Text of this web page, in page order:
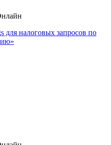
для налоговых запросов по